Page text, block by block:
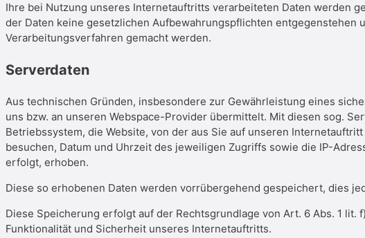
Ihre bei Nutzung unseres Internetauftritts verarbeiteten Daten werden
der Daten keine gesetzlichen Aufbewahrungspflichten entgegenstehen
Verarbeitungsverfahren gemacht werden.
Serverdaten
Aus technischen Gründen, insbesondere zur Gewährleistung eines
uns bzw. an unseren Webspace-Provider übermittelt. Mit diesen sog.
Betriebssystem, die Website, von der aus Sie auf unseren
besuchen, Datum und Uhrzeit des jeweiligen Zugriffs sowie die IP-
erfolgt, erhoben.
Diese so erhobenen Daten werden vorrübergehend gespeichert, dies
Diese Speicherung erfolgt auf der Rechtsgrundlage von Art. 6 Abs. 1
Funktionalität und Sicherheit unseres Internetauftritts.